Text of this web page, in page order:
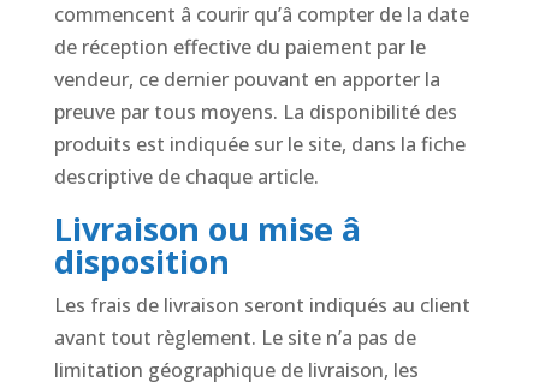
commencent â courir qu’â compter de la date
de réception effective du paiement par le
vendeur, ce dernier pouvant en apporter la
preuve par tous moyens. La disponibilité des
produits est indiquée sur le site, dans la fiche
descriptive de chaque article.
Livraison ou mise â
disposition
Les frais de livraison seront indiqués au client
avant tout règlement. Le site n’a pas de
limitation géographique de livraison, les